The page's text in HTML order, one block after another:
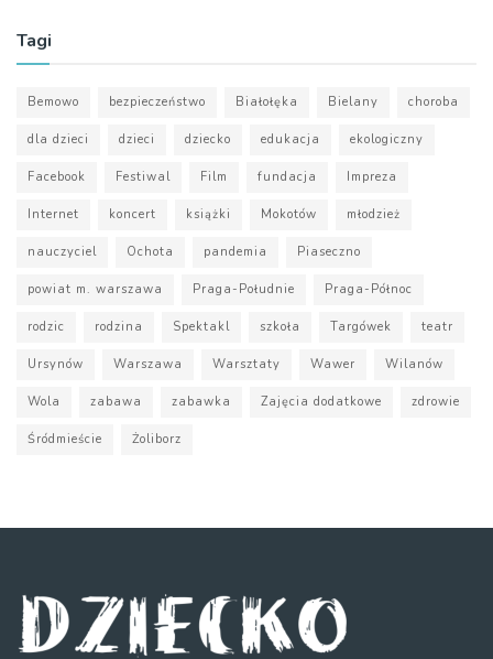
Tagi
Bemowo bezpieczeństwo Białołęka Bielany choroba
dla dzieci dzieci dziecko edukacja ekologiczny
Facebook Festiwal Film fundacja Impreza
Internet koncert książki Mokotów młodzież
nauczyciel Ochota pandemia Piaseczno
powiat m. warszawa Praga-Południe Praga-Północ
rodzic rodzina Spektakl szkoła Targówek teatr
Ursynów Warszawa Warsztaty Wawer Wilanów
Wola zabawa zabawka Zajęcia dodatkowe zdrowie
Śródmieście Żoliborz